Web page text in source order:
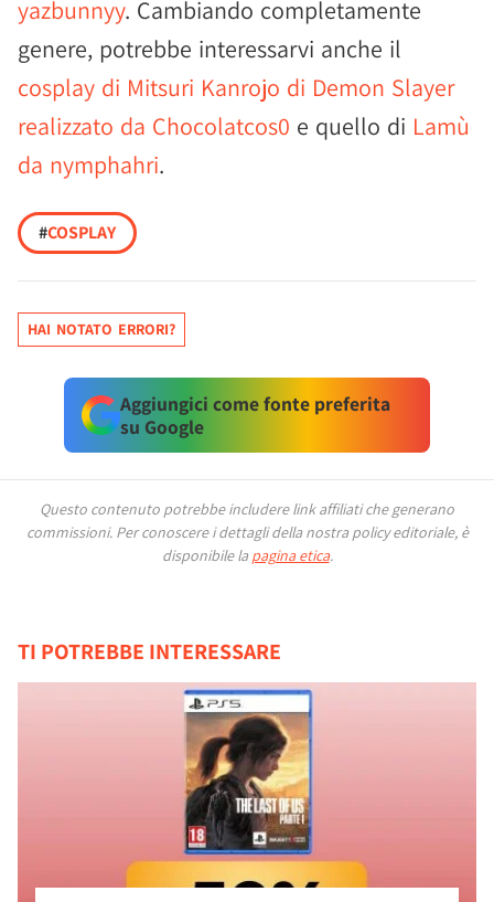
yazbunnyy. Cambiando completamente
genere, potrebbe interessarvi anche il
cosplay di Mitsuri Kanrojo di Demon Slayer
realizzato da Chocolatcos0 e quello di Lamù
da nymphahri.
#COSPLAY
HAI NOTATO ERRORI?
Aggiungici come fonte preferita
su Google
Questo contenuto potrebbe includere link affiliati che generano
commissioni. Per conoscere i dettagli della nostra policy editoriale, è
disponibile la pagina etica.
TI POTREBBE INTERESSARE